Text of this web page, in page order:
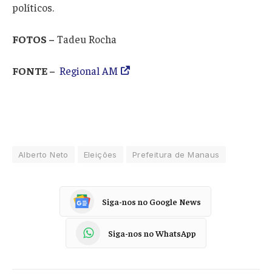
políticos.
FOTOS – Tadeu Rocha
FONTE – Regional AM
Alberto Neto Eleições Prefeitura de Manaus
Siga-nos no Google News
Siga-nos no WhatsApp